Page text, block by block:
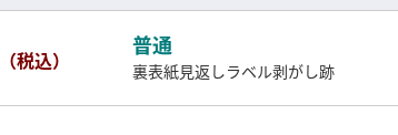
（税込）
普通
裏表紙見返しラベル剥がし跡